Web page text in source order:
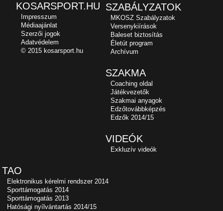
SZABÁLYZATOK
MKOSZ Szabályzatok
Versenykiírások
Baleset biztosítás
Életút program
Archívum
SZAKMA
Coaching oldal
Játékvezetők
Szakmai anyagok
Edzőtovábbképzés
Edzők 2014/15
VIDEÓK
Exkluzív videók
TAO
Elektronikus kérelmi rendszer 2014
Sporttámogatás 2014
Sporttámogatás 2013
Hatósági nyílvántartás 2014/15
KOSARSPORT.HU
Impresszum
Médiaajánlat
Szerzői jogok
Adatvédelem
© 2015 kosarsport.hu